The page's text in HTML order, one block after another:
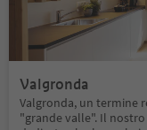
Valgronda
Valgronda, un termine
"grande valle". Il